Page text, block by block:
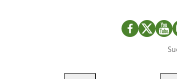
Facebook
Twitter